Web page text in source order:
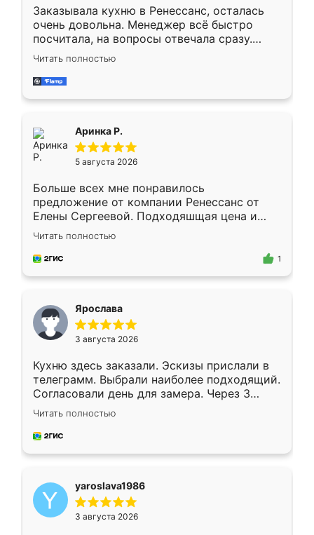
Заказывала кухню в Ренессанс, осталась
очень довольна. Менеджер всё быстро
посчитала, на вопросы отвечала сразу.
Замерщик приехал в субботу, подошёл к
делу со всей ответственностью. Собрали
за день, ребята работали аккуратно, даже
Читать полностью
Аринка Р.
5 августа 2026
Больше всех мне понравилось
предложение от компании Ренессанс от
Елены Сергеевой. Подходяшщая цена и
короткие сроки изготовления. Приехавший
для замера сотрудник Владислав
предложил по моему эскизу самый
Читать полностью
1
Ярослава
3 августа 2026
Кухню здесь заказали. Эскизы прислали в
телеграмм. Выбрали наиболее подходящий.
Согласовали день для замера. Через 3
недели кухня была уже готова. Остались
довольны работой. Спасибо Ренессанс
мебель за качественную работу!
Читать полностью
yaroslava1986
3 августа 2026